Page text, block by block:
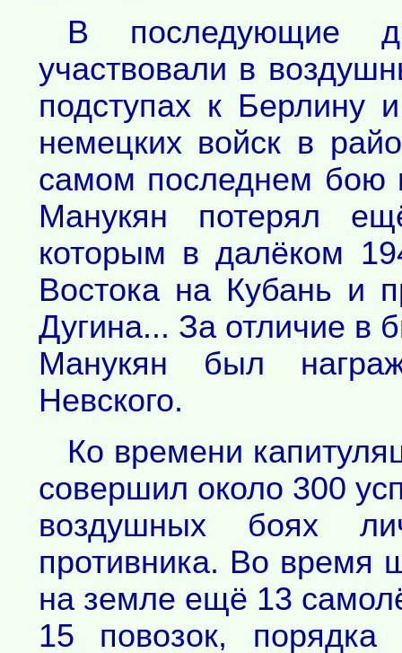
В последующие
участвовали в
подступах к Берлину
немецких войск в
самом последнем бою
Манукян потерял
которым в далёком
Востока на Кубань и
Дугина... За отличие в
Манукян был
Невского.
Ко времени
совершил около 300
воздушных боях
противника. Во время
на земле ещё 13
15 повозок, порядка